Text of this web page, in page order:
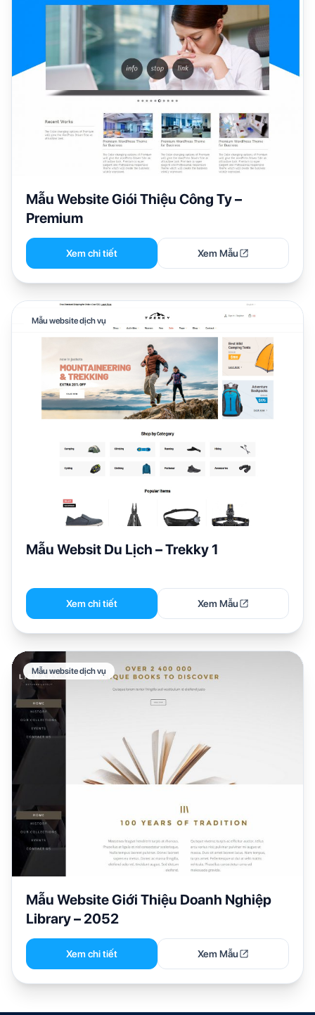
Mẫu Website Giói Thiệu Công Ty –
Premium
Xem chi tiết Xem Mẫu
Mẫu website dịch vụ
Mẫu Websit Du Lịch – Trekky 1
Xem chi tiết Xem Mẫu
Mẫu website dịch vụ
Mẫu Website Giới Thiệu Doanh Nghiệp
Library – 2052
Xem chi tiết Xem Mẫu